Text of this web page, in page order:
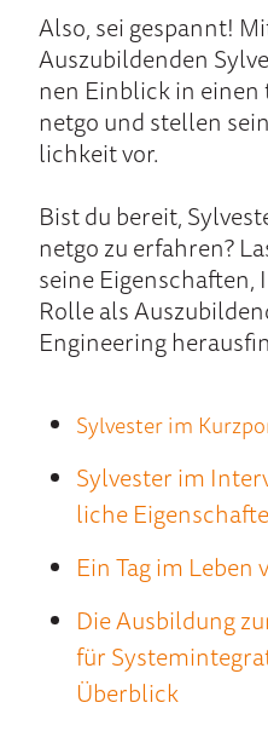
Also, sei ge­spannt!
Aus­zubil­den­den
nen Ein­blick in einen
netgo und stellen
lich­keit vor.
Bist du be­reit,
netgo zu er­fah­ren?
seine Eigen­schaf­ten,
Rolle als
Engineering
Sylvester im
Sylvester im
liche
Ein Tag im Leben
Die Ausbildung
für
Überblick